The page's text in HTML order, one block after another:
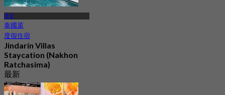
考艾
泰國菜
度假住宿
Jindarin Villas
Staycation (Nakhon
Ratchasima)
最新
起฿ 822.5